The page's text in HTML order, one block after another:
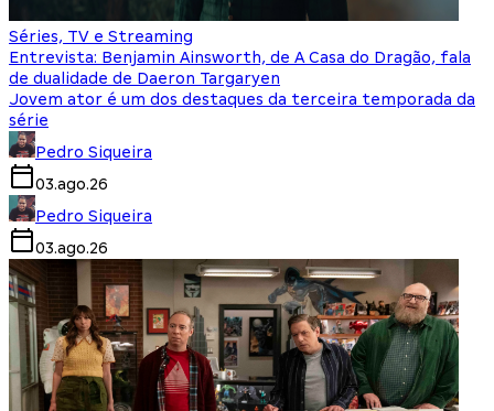
Séries, TV e Streaming
Entrevista: Benjamin Ainsworth, de A Casa do Dragão, fala
de dualidade de Daeron Targaryen
Jovem ator é um dos destaques da terceira temporada da
série
Pedro Siqueira
03.ago.26
Pedro Siqueira
03.ago.26